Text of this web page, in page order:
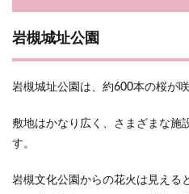
岩槻城址公園
岩槻城址公園は、約600本の桜が
敷地はかなり広く、さまざまな施
す。
岩槻文化公園からの花火は見える